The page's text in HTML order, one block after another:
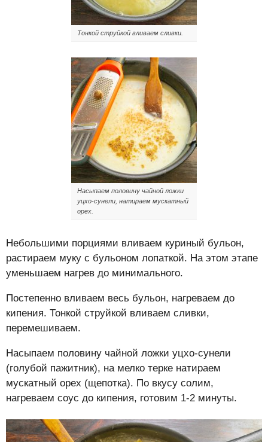
Тонкой струйкой вливаем сливки.
Насыпаем половину чайной ложки
уцхо-сунели, натираем мускатный
орех.
Небольшими порциями вливаем куриный бульон,
растираем муку с бульоном лопаткой. На этом этапе
уменьшаем нагрев до минимального.
Постепенно вливаем весь бульон, нагреваем до
кипения. Тонкой струйкой вливаем сливки,
перемешиваем.
Насыпаем половину чайной ложки уцхо-сунели
(голубой пажитник), на мелко терке натираем
мускатный орех (щепотка). По вкусу солим,
нагреваем соус до кипения, готовим 1-2 минуты.